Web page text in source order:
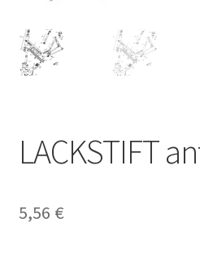
LACKSTIFT
5,56 €